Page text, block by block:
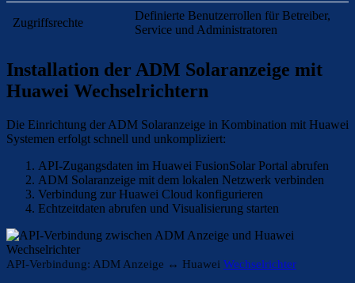
Zugriffsrechte
Definierte Benutzerrollen für Betreiber,
Service und Administratoren
Installation der ADM Solaranzeige mit
Huawei Wechselrichtern
Die Einrichtung der ADM Solaranzeige in Kombination mit Huawei
Systemen erfolgt schnell und unkompliziert:
API-Zugangsdaten im Huawei FusionSolar Portal abrufen
ADM Solaranzeige mit dem lokalen Netzwerk verbinden
Verbindung zur Huawei Cloud konfigurieren
Echtzeitdaten abrufen und Visualisierung starten
API-Verbindung: ADM Anzeige ↔ Huawei Wechselrichter